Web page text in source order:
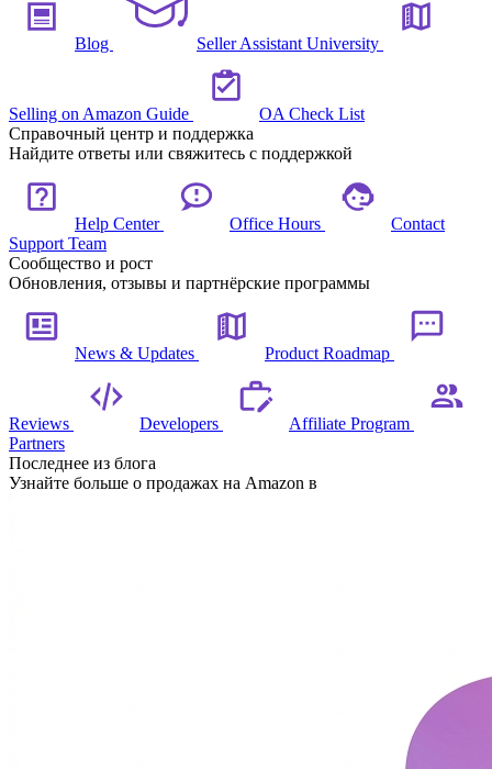
Blog Seller Assistant University
Selling on Amazon Guide
OA Check List
Справочный центр и поддержка
Найдите ответы или свяжитесь с поддержкой
Help Center Office Hours
Contact
Support Team
Сообщество и рост
Обновления, отзывы и партнёрские программы
News & Updates Product Roadmap
Reviews Developers
Affiliate Program
Partners
Последнее из блога
Узнайте больше о продажах на Amazon в